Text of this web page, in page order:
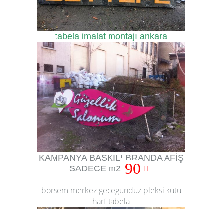
tabela imalat montajı ankara
KAMPANYA BASKILI BRANDA AFİŞ
SADECE m2 90 TL
borsem merkez gecegündüz pleksi kutu
harf tabela